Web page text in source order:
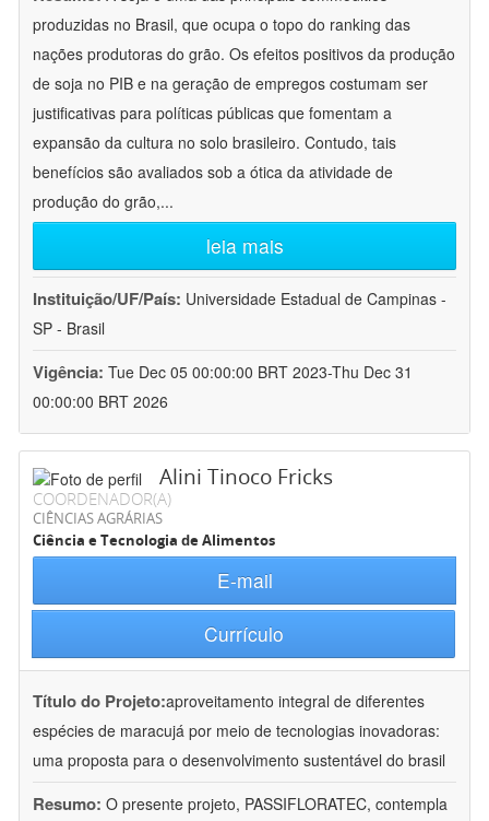
produzidas no Brasil, que ocupa o topo do ranking das
nações produtoras do grão. Os efeitos positivos da produção
de soja no PIB e na geração de empregos costumam ser
justificativas para políticas públicas que fomentam a
expansão da cultura no solo brasileiro. Contudo, tais
benefícios são avaliados sob a ótica da atividade de
produção do grão,...
leia mais
Instituição/UF/País: Universidade Estadual de Campinas -
SP - Brasil
Vigência: Tue Dec 05 00:00:00 BRT 2023-Thu Dec 31
00:00:00 BRT 2026
Alini Tinoco Fricks
COORDENADOR(A)
CIÊNCIAS AGRÁRIAS
Ciência e Tecnologia de Alimentos
E-mail
Currículo
Título do Projeto:aproveitamento integral de diferentes
espécies de maracujá por meio de tecnologias inovadoras:
uma proposta para o desenvolvimento sustentável do brasil
Resumo: O presente projeto, PASSIFLORATEC, contempla